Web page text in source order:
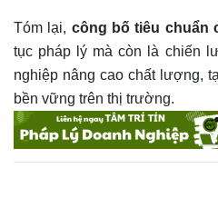
Tóm lại, công bố tiêu chuẩn
tục pháp lý mà còn là chiến
nghiệp nâng cao chất lượng,
bền vững trên thị trường.